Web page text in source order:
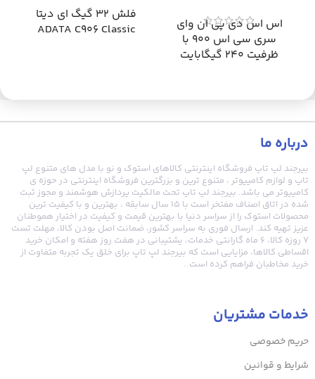
گیگابایت
اس اس دی پی ان وای
سری سی اس 900 با
ظرفیت 240 گیگابایت
C906 Classic
فلش ۳۲ گیگ ای دیتا
ADATA C906 Classic
درباره ما
بیرجند لپ تاپ فروشگاه اینترنتی کالاهای استوک و نو با مدل های متنوع لپ
تاپ و لوازم کامپیوتر ، متنوع ترین و بزرگترین فروشگاه اینترنتی در حوزه ی
کامپیوتر می باشد. بیرجند لپ تاپ تحت مالکیت پردازش هوشمند و مجوز ثبت
شده در اتاق اصناف مفتخر است با ۱۵ سال سابقه ، بهترین و با کیفیت ترین
محصولات استوک را از سراسر دنیا با بهترین قیمت و کیفیت در اختیار هموطنان
عزیز تهیه کند. ارسال فوری به سراسر کشور، ضمانت اصل بودن کالا، مهلت تست
۷ روزه کالا، ۶ ماه گارانتی خدمات، پشتیبانی در هفت روز هفته و امکان خرید
اقساطی کالاها، مزایایی است که بیرجند لپ تاپ برای خلق یک تجربه متفاوت از
خرید مخاطبان فراهم کرده است..
خدمات مشتریان
حریم خصوصی
شرایط و قوانین